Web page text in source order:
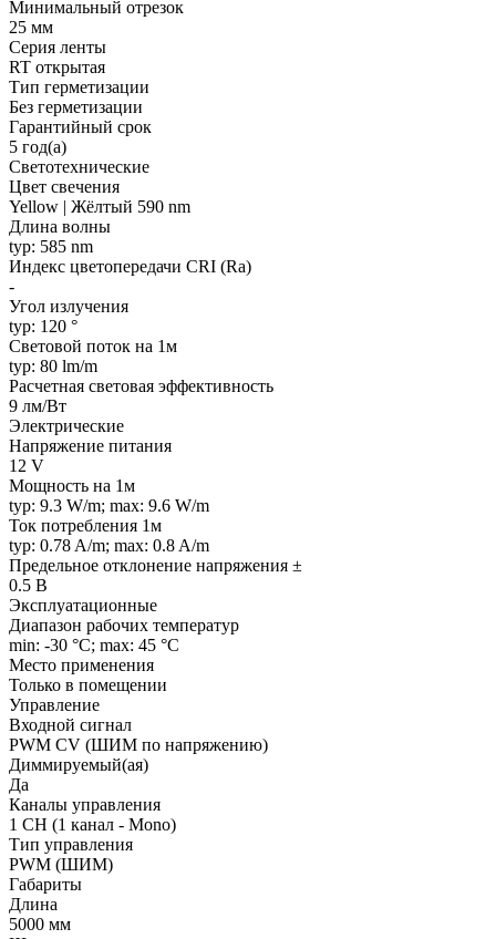
Минимальный отрезок
25 мм
Серия ленты
RT открытая
Тип герметизации
Без герметизации
Гарантийный срок
5 год(а)
Светотехнические
Цвет свечения
Yellow | Жёлтый 590 nm
Длина волны
typ: 585 nm
Индекс цветопередачи CRI (Ra)
-
Угол излучения
typ: 120 °
Световой поток на 1м
typ: 80 lm/m
Расчетная световая эффективность
9 лм/Вт
Электрические
Напряжение питания
12 V
Мощность на 1м
typ: 9.3 W/m; max: 9.6 W/m
Ток потребления 1м
typ: 0.78 A/m; max: 0.8 A/m
Предельное отклонение напряжения ±
0.5 В
Эксплуатационные
Диапазон рабочих температур
min: -30 °C; max: 45 °C
Место применения
Только в помещении
Управление
Входной сигнал
PWM СV (ШИМ по напряжению)
Диммируемый(ая)
Да
Каналы управления
1 CH (1 канал - Mono)
Тип управления
PWM (ШИМ)
Габариты
Длина
5000 мм